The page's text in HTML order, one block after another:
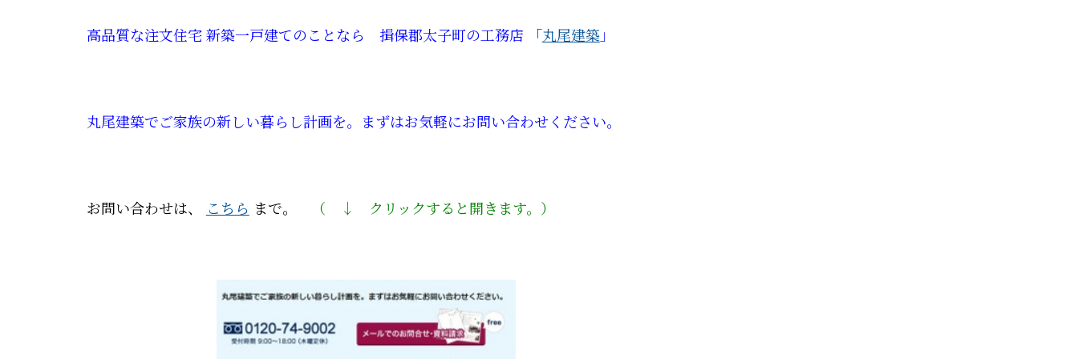
高品質な注文住宅 新築一戸建てのことなら 揖保郡太子町の工務店 「丸尾建築」
丸尾建築でご家族の新しい暮らし計画を。まずはお気軽にお問い合わせください。
お問い合わせは、 こちら まで。 （ ↓ クリックすると開きます。）